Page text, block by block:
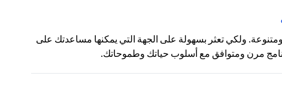
ولكي تعثر بسهولة على الجهة التي يمكنها مساعدتك على
مرن ومتوافق مع أسلوب حياتك وطموحاتك.